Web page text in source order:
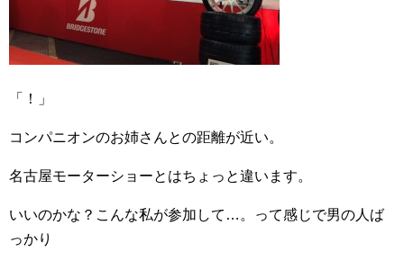
「！」
コンパニオンのお姉さんとの距離が近い。
名古屋モーターショーとはちょっと違います。
いいのかな？こんな私が参加して…。って感じで男の人ば
っかり